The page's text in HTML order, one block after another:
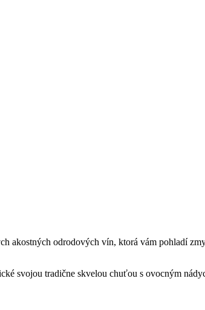
odrodových vín, ktorá vám pohladí
svojou tradične skvelou chuťou s ovocným